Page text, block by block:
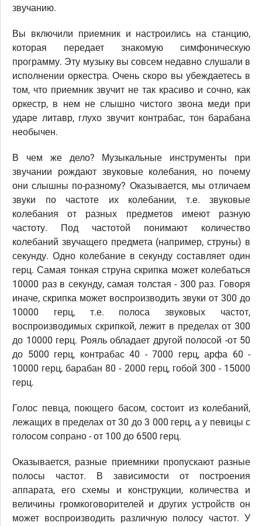
звучанию.
Вы включили приемник и настроились на станцию,
которая передает знакомую симфоническую
программу. Эту музыку вы совсем недавно слушали в
исполнении оркестра. Очень скоро вы убеждаетесь в
том, что приемник звучит не так красиво и сочно, как
оркестр, в нем не слышно чистого звона меди при
ударе литавр, глухо звучит контрабас, тон барабана
необычен.
В чем же дело? Музыкальные инструменты при
звучании рождают звуковые колебания, но почему
они слышны по-разному? Оказывается, мы отличаем
звуки по частоте их колебании, т.е. звуковые
колебания от разных предметов имеют разную
частоту. Под частотой понимают количество
колебаний звучащего предмета (например, струны) в
секунду. Одно колебание в секунду составляет один
герц. Самая тонкая струна скрипка может колебаться
10000 раз в секунду, самая толстая - 300 раз. Говоря
иначе, скрипка может воспроизводить звуки от 300 до
10000 герц, т.е. полоса звуковых частот,
воспроизводимых скрипкой, лежит в пределах от 300
до 10000 герц. Рояль обладает другой полосой -от 50
до 5000 герц, контрабас 40 - 7000 герц, арфа 60 -
10000 герц, барабан 80 - 2000 герц, гобой 300 - 15000
герц.
Голос певца, поющего басом, состоит из колебаний,
лежащих в пределах от 30 до 3 000 герц, а у певицы с
голосом сопрано - от 100 до 6500 герц.
Оказывается, разные приемники пропускают разные
полосы частот. В зависимости от построения
аппарата, его схемы и конструкции, количества и
величины громкоговорителей и других устройств он
может воспроизводить различную полосу частот. У